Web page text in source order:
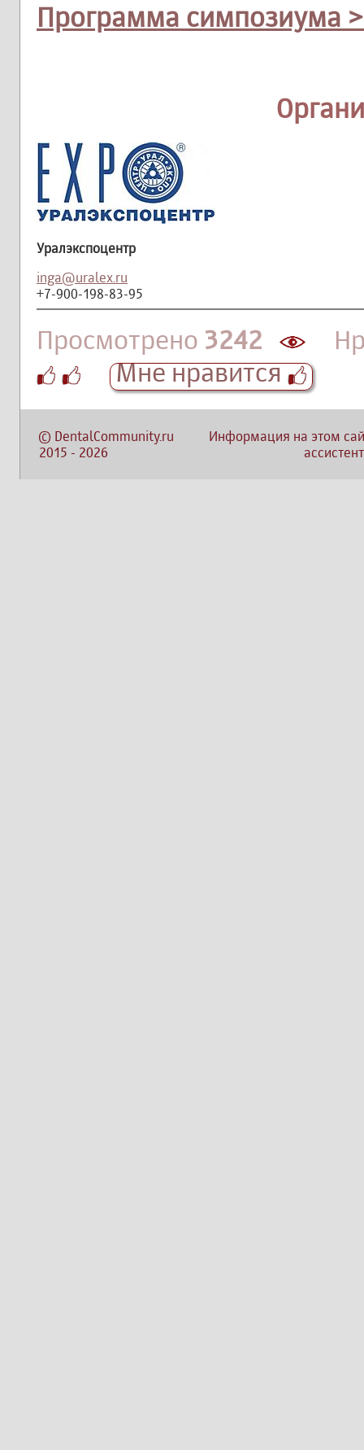
Программа симпозиума
Уралэкспоцентр
inga@uralex.ru
+7-900-198-83-95
Просмотрено 3242
Мне нравится
© DentalCommunity.ru
2015 - 2026
Информация на этом